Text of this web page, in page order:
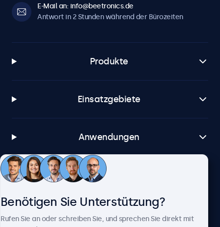
E-Mail an: info@beetronics.de
Antwort in 2 Stunden während der Bürozeiten
Produkte
Einsatzgebiete
Anwendungen
Kundenservice
Benötigen Sie Unterstützung?
Rufen Sie an oder schreiben Sie, und sprechen Sie direkt mit